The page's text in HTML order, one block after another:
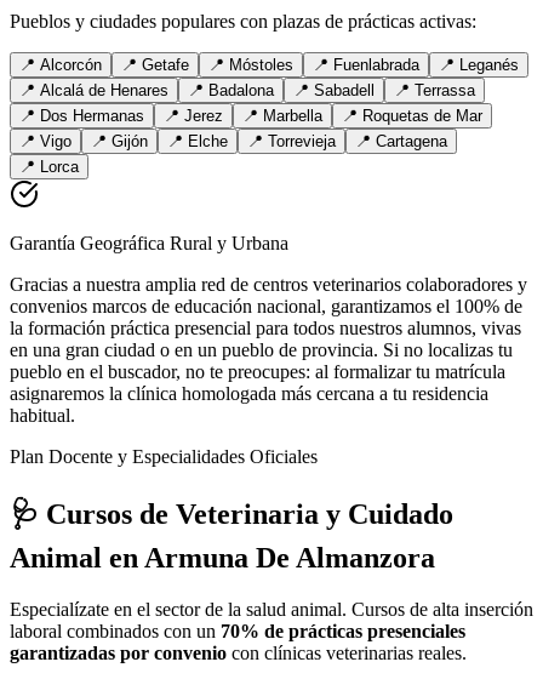
Pueblos y ciudades populares con plazas de prácticas activas:
📍 Alcorcón 📍 Getafe 📍 Móstoles 📍 Fuenlabrada 📍 Leganés
📍 Alcalá de Henares 📍 Badalona 📍 Sabadell 📍 Terrassa
📍 Dos Hermanas 📍 Jerez 📍 Marbella 📍 Roquetas de Mar
📍 Vigo 📍 Gijón 📍 Elche 📍 Torrevieja 📍 Cartagena
📍 Lorca
Garantía Geográfica Rural y Urbana
Gracias a nuestra amplia red de centros veterinarios colaboradores y
convenios marcos de educación nacional, garantizamos el 100% de
la formación práctica presencial para todos nuestros alumnos, vivas
en una gran ciudad o en un pueblo de provincia. Si no localizas tu
pueblo en el buscador, no te preocupes: al formalizar tu matrícula
asignaremos la clínica homologada más cercana a tu residencia
habitual.
Plan Docente y Especialidades Oficiales
🩺 Cursos de Veterinaria y Cuidado
Animal en Armuna De Almanzora
Especialízate en el sector de la salud animal. Cursos de alta inserción
laboral combinados con un 70% de prácticas presenciales
garantizadas por convenio con clínicas veterinarias reales.